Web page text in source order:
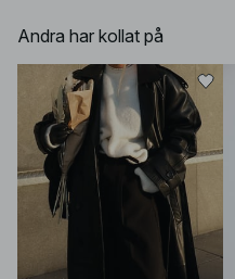
Andra har kollat på